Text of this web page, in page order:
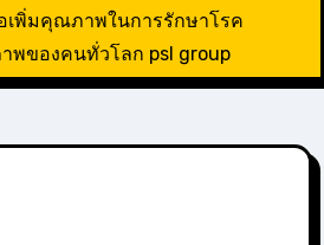
เพิ่มคุณภาพในการรักษาโรค
พของคนทั่วโลก psl group